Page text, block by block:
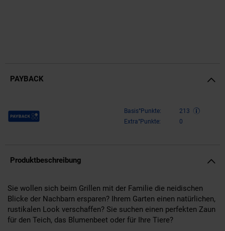
PAYBACK
Payback Punkte Basis°Punkte:
213
Extra°Punkte:
0
Produktbeschreibung
Sie wollen sich beim Grillen mit der Familie die neidischen
Blicke der Nachbarn ersparen? Ihrem Garten einen natürlichen,
rustikalen Look verschaffen? Sie suchen einen perfekten Zaun
für den Teich, das Blumenbeet oder für Ihre Tiere?